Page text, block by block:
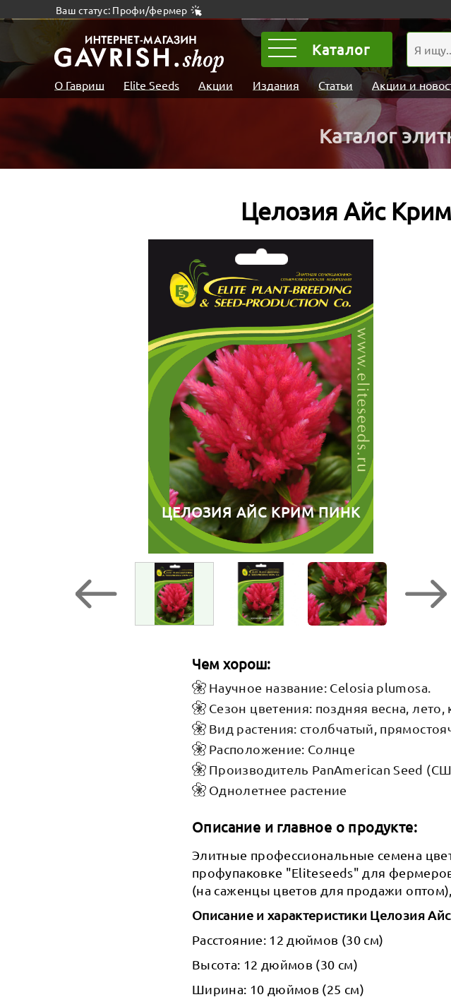
Ваш статус: Профи/фермер
Каталог
О Гавриш Elite Seeds Акции Издания Статьи Акции и
Каталог
Целозия Айс
ЦЕЛОЗИЯ АЙС КРИМ ПИНК
Чем хорош:
Научное название: Celosia plumosa.
Сезон цветения: поздняя весна, лето,
Вид растения: столбчатый,
Расположение: Солнце
Производитель PanAmerican Seed
Однолетнее растение
Описание и главное о продукте:
Элитные профессиональные семена
профупаковке "Eliteseeds" для
(на саженцы цветов для продажи
Описание и характеристики Целозия
Расстояние: 12 дюймов (30 см)
Высота: 12 дюймов (30 см)
Ширина: 10 дюймов (25 см)